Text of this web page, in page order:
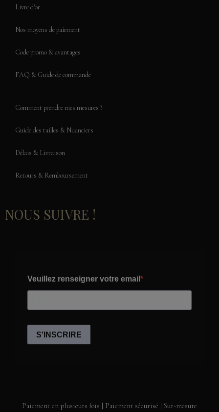
Livre d'or
Nos moyens de paiement
Code promo & avantages
FAQ & Guide de commande
Comment prendre mes mesures ?
Guide des tailles & Nuanciers
Délais & Livraison
Retours & Remboursement
NOUS SUIVRE !
Paiement en plusieurs fois | Paiement sécurisé | Sur-mesure